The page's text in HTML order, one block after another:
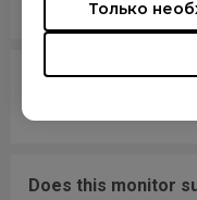
Только
What is minimum
Does this monitor